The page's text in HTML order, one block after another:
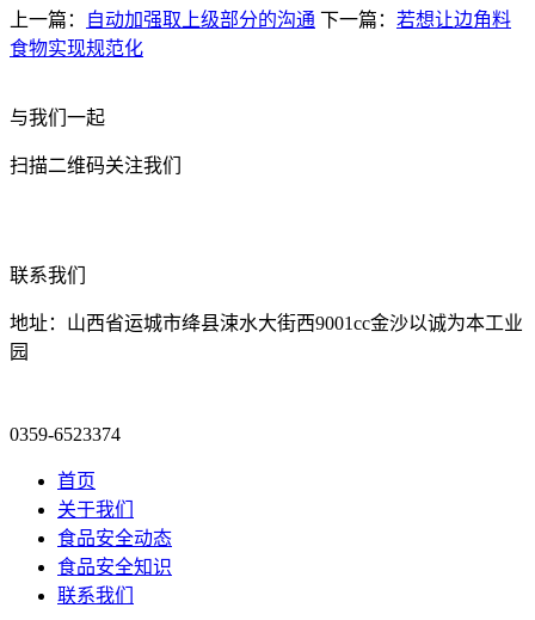
上一篇： 自动加强取上级部分的沟通 下一篇： 若想让边角料
食物实现规范化
与我们一起
扫描二维码关注我们
联系我们
地址：山西省运城市绛县涑水大街西9001cc金沙以诚为本工业
园
0359-6523374
首页
关于我们
食品安全动态
食品安全知识
联系我们